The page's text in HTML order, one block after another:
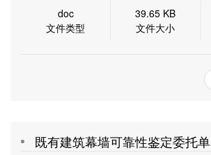
doc
文件类型
39.65 KB
文件大小
既有建筑幕墙可靠性鉴定委托单